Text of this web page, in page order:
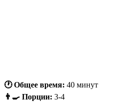
🕐 Общее время: 40 минут
👨‍🍳 Порции: 3-4